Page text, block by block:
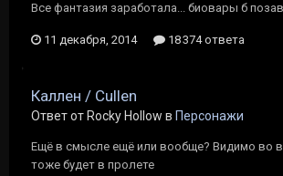
Все фантазия заработала... биовары б
11 декабря, 2014 18 374 ответа
Каллен / Cullen
Ответ от Rocky Hollow в Персонажи
Ещё в смысле ещё или вообще? Видимо во
тоже будет в пролете